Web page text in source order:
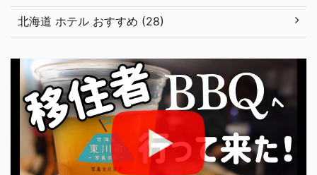
北海道 ホテル おすすめ (28)